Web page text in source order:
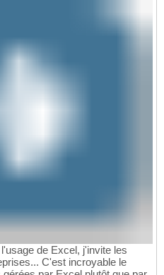
de Excel, j'invite les
C'est incroyable le